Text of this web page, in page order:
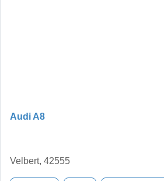
Audi A8
Velbert, 42555